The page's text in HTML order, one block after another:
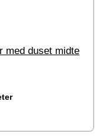
med duset midte